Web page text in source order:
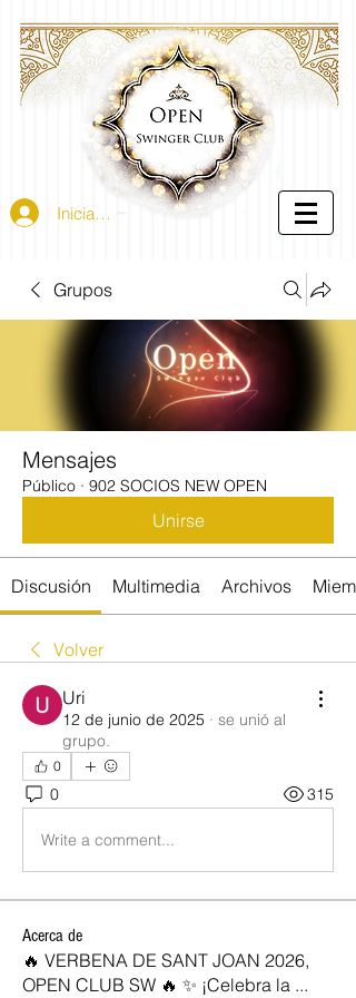
Iniciar sesión
Grupos
Mensajes
Público · 902 SOCIOS NEW OPEN
Unirse
Discusión Multimedia Archivos
Volver
Uri
12 de junio de 2025 · se unió al
grupo.
0
0 315
Write a comment...
Acerca de
🔥 VERBENA DE SANT JOAN 2026,
OPEN CLUB SW 🔥 ✨ ¡Celebra la ...